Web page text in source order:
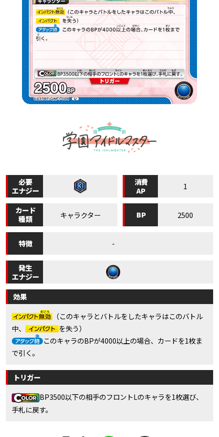
必要
エナジー
消費
AP
1
カード
種類
キャラクター BP 2500
特徴 -
発生
エナジー
効果
（このキャラとバトルをしたキャラはこのバトル
中、
を失う）
このキャラのBPが4000以上の場合、カードを1枚ま
で引く。
トリガー
BP3500以下の相手のフロントLのキャラを1枚選び、
手札に戻す。